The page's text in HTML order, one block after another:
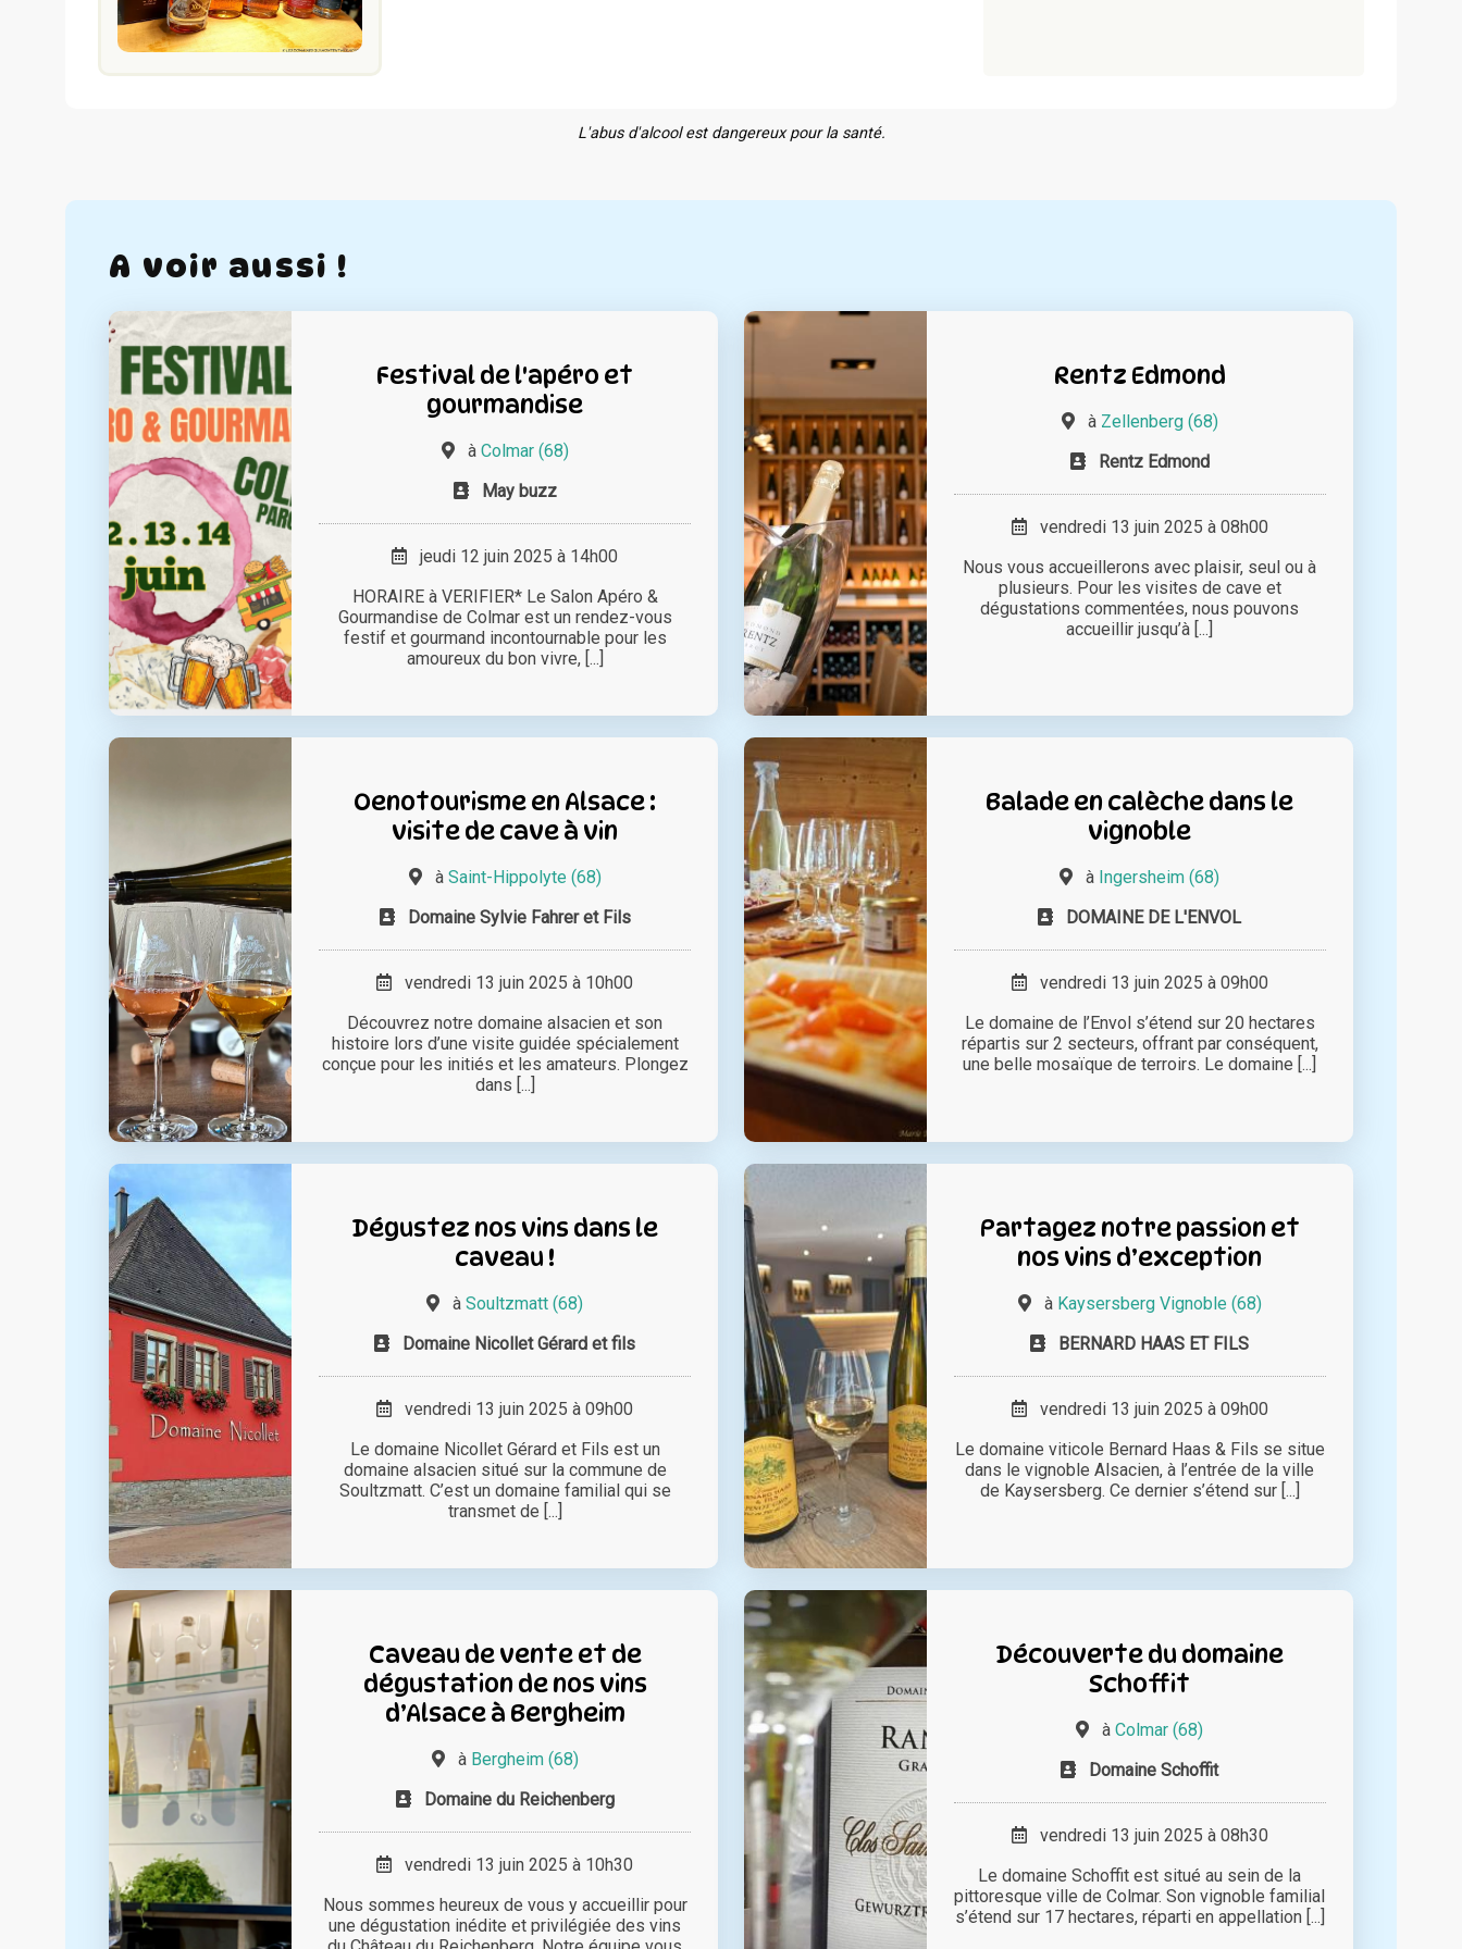
L'abus d'alcool est dangereux pour la santé.
A voir aussi !
Festival de l'apéro et
gourmandise
à Colmar (68)
May buzz
jeudi 12 juin 2025 à 14h00
HORAIRE à VERIFIER* Le Salon Apéro &
Gourmandise de Colmar est un rendez-vous
festif et gourmand incontournable pour les
amoureux du bon vivre, [...]
Rentz Edmond
à Zellenberg (68)
Rentz Edmond
vendredi 13 juin 2025 à 08h00
Nous vous accueillerons avec plaisir, seul ou à
plusieurs. Pour les visites de cave et
dégustations commentées, nous pouvons
accueillir jusqu’à [...]
Oenotourisme en Alsace :
visite de cave à vin
à Saint-Hippolyte (68)
Domaine Sylvie Fahrer et Fils
vendredi 13 juin 2025 à 10h00
Découvrez notre domaine alsacien et son
histoire lors d’une visite guidée spécialement
conçue pour les initiés et les amateurs. Plongez
dans [...]
Balade en calèche dans le
vignoble
à Ingersheim (68)
DOMAINE DE L'ENVOL
vendredi 13 juin 2025 à 09h00
Le domaine de l’Envol s’étend sur 20 hectares
répartis sur 2 secteurs, offrant par conséquent,
une belle mosaïque de terroirs. Le domaine [...]
Dégustez nos vins dans le
caveau !
àSoultzmatt (68)
Domaine Nicollet Gérard et fils
vendredi 13 juin 2025 à 09h00
Le domaine Nicollet Gérard et Fils est un
domaine alsacien situé sur la commune de
Soultzmatt. C’est un domaine familial qui se
transmet de [...]
Partagez notre passion et
nos vins d’exception
à Kaysersberg Vignoble (68)
BERNARD HAAS ET FILS
vendredi 13 juin 2025 à 09h00
Le domaine viticole Bernard Haas & Fils se situe
dans le vignoble Alsacien, à l’entrée de la ville
de Kaysersberg. Ce dernier s’étend sur [...]
Caveau de vente et de
dégustation de nos vins
d’Alsace à Bergheim
à Bergheim (68)
Domaine du Reichenberg
vendredi 13 juin 2025 à 10h30
Nous sommes heureux de vous y accueillir pour
une dégustation inédite et privilégiée des vins
Découverte du domaine
Schoffit
àColmar (68)
Domaine Schoffit
vendredi 13 juin 2025 à 08h30
Le domaine Schoffit est situé au sein de la
pittoresque ville de Colmar. Son vignoble familial
s’étend sur 17 hectares, réparti en appellation [...]